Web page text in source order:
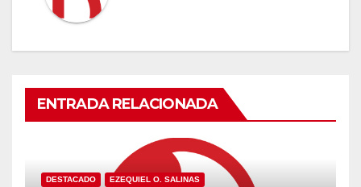
ENTRADA RELACIONADA
DESTACADO EZEQUIEL O. SALINAS